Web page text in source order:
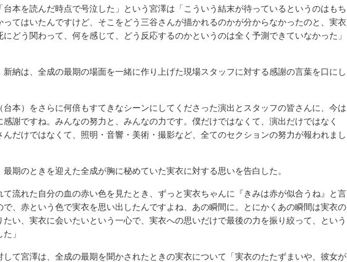
本を読んだ時点で号泣した」という宮澤は「こういう結末が待っているというのはもち
ってはいたんですけど、そこをどう三谷さんが描かれるのかが分からなかったのと、実衣
にどう関わって、何を感じて、どう反応するのかというのは全く予測できていなかった」
納は、全成の最期の場面を一緒に作り上げた現場スタッフに対する感謝の言葉を口にし
本）をさらに何倍もすてきなシーンにしてくださった演出とスタッフの皆さんに、今は
感謝ですね。みんなの努力と、みんなの力です。僕だけではなくて、演出だけではなく
んだけではなくて、照明・音響・美術・撮影など、全てのセクションの努力が報われまし
期のときを迎えた全成が胸に秘めていた実衣に対する思いを告白した。
流れた自分の血の赤い色を見たとき、ずっと実衣ちゃんに『きみは赤が似合うね』と言
で、赤という色で実衣を思い出したんですよね、あの瞬間に。とにかくあの瞬間は実衣の
たい、実衣に会いたいという一心で、実衣への思いだけで最後の力を振り絞って、という
」
て宮澤は、全成の最期を聞かされたときの実衣について「実衣のたたずまいや、彼女が